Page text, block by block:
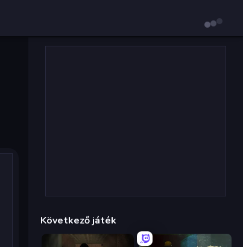
Következő játék